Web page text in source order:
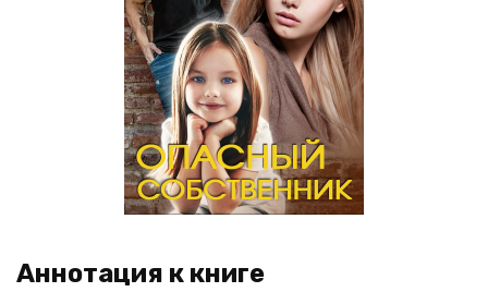
Аннотация к книге